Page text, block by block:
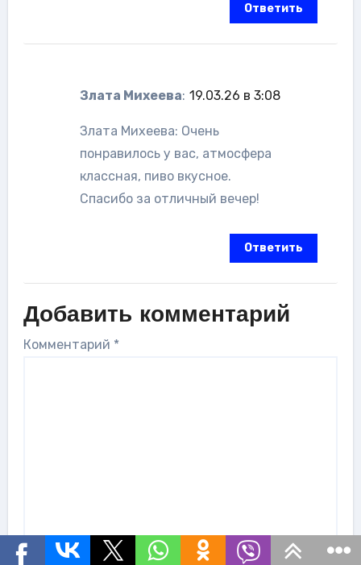
Ответить
Злата Михеева: 19.03.26 в 3:08
Злата Михеева: Очень
понравилось у вас, атмосфера
классная, пиво вкусное.
Спасибо за отличный вечер!
Ответить
Добавить комментарий
Комментарий *